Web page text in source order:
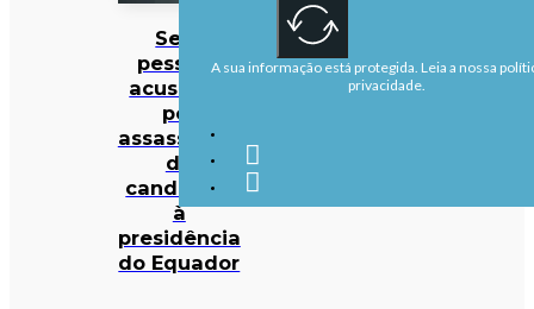
Sete
pessoas
acusadas
por
assassinato
de
candidato
à
presidência
do Equador
A sua informação está protegida. Leia a nossa
privacidade.